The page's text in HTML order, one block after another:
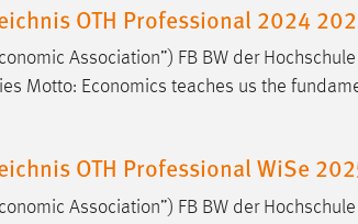
OTH Professional 2024
Association”) FB BW der
Motto: Economics teaches us the
OTH Professional WiSe
Association”) FB BW der